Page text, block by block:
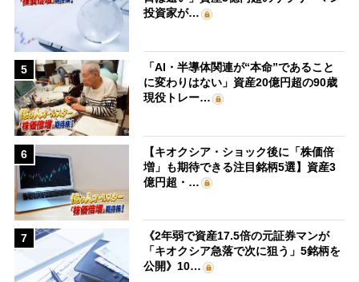
投資家が…
5
「AI・半導体関連が“本命”であること
に変わりはない」資産20億円超の90歳
現役トレー…
6
【キオクシア・ショック後に「株価倍
増」も期待できる注目銘柄5選】資産3
億円超・…
7
《2年弱で資産17.5倍の元証券マンが
「キオクシア急落で次に狙う」5銘柄を
公開》10…